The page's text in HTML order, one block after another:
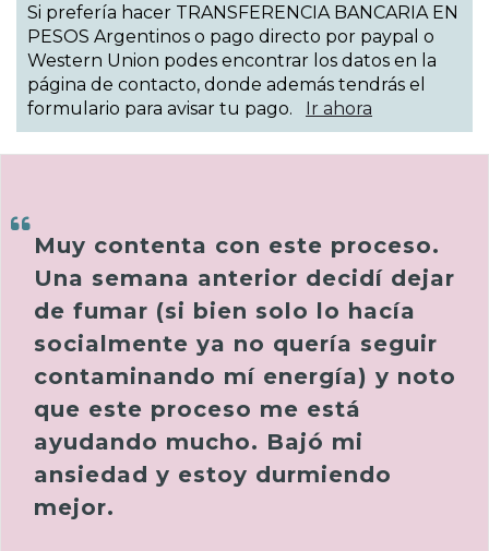
Si prefería hacer TRANSFERENCIA BANCARIA EN
PESOS Argentinos o pago directo por paypal o
Western Union podes encontrar los datos en la
página de contacto, donde además tendrás el
formulario para avisar tu pago. Ir ahora
Muy contenta con este proceso.
Una semana anterior decidí dejar
de fumar (si bien solo lo hacía
socialmente ya no quería seguir
contaminando mí energía) y noto
que este proceso me está
ayudando mucho. Bajó mi
ansiedad y estoy durmiendo
mejor.